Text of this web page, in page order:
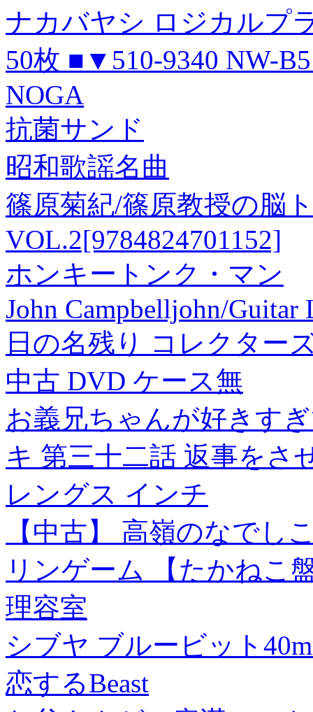
ナカバヤシ ロジカルプ
50枚 ■▼510-9340 NW-
NOGA
抗菌サンド
昭和歌謡名曲
篠原菊紀/篠原教授の脳
VOL.2[9784824701152]
ホンキートンク・マン
John Campbelljohn/Guitar
日の名残り コレクター
中古 DVD ケース無
お義兄ちゃんが好きす
キ 第三十二話 返事をさ
レングス インチ
【中古】 高嶺のなでし
リンゲーム 【たかねこ
理容室
シブヤ ブルービット
恋するBeast